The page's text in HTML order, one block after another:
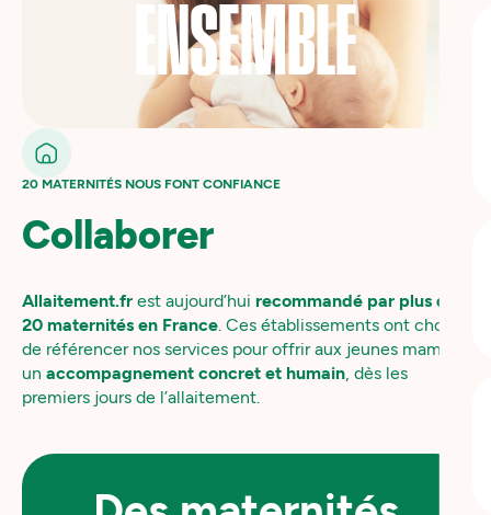
ENSEMBLE
20 MATERNITÉS NOUS FONT CONFIANCE
Collaborer
Allaitement.fr est aujourd’hui recommandé par plus de
20 maternités en France . Ces établissements ont choisi
de référencer nos services pour offrir aux jeunes mamans
un accompagnement concret et humain , dès les
premiers jours de l’allaitement.